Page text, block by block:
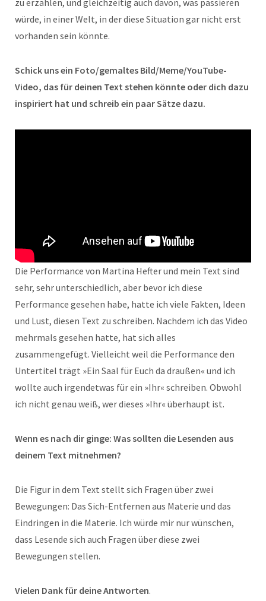
würde, in einer Welt, in der diese Situation gar nicht erst
vorhanden sein könnte.
Schick uns ein Foto/gemaltes Bild/Meme/YouTube-
Video, das für deinen Text stehen könnte oder dich dazu
inspiriert hat und schreib ein paar Sätze dazu.
Die Performance von Martina Hefter und mein Text sind
sehr, sehr unterschiedlich, aber bevor ich diese
Performance gesehen habe, hatte ich viele Fakten, Ideen
und Lust, diesen Text zu schreiben. Nachdem ich das Video
mehrmals gesehen hatte, hat sich alles
zusammengefügt. Vielleicht weil die Performance den
Untertitel trägt »Ein Saal für Euch da draußen« und ich
wollte auch irgendetwas für ein »Ihr« schreiben. Obwohl
ich nicht genau weiß, wer dieses »Ihr« überhaupt ist.
Wenn es nach dir ginge: Was sollten die Lesenden aus
deinem Text mitnehmen?
Die Figur in dem Text stellt sich Fragen über zwei
Bewegungen: Das Sich-Entfernen aus Materie und das
Eindringen in die Materie. Ich würde mir nur wünschen,
dass Lesende sich auch Fragen über diese zwei
Bewegungen stellen.
Vielen Dank für deine Antworten.